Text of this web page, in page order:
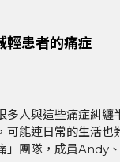
輕患者的痛症
人與這些痛症糾纏
能連日常的生活也
團隊，成員Andy